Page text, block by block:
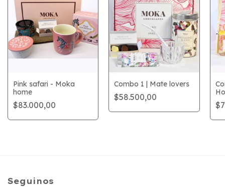
Pink safari - Moka
home
$83.000,00
Combo 1 | Mate lovers
$58.500,00
Seguinos